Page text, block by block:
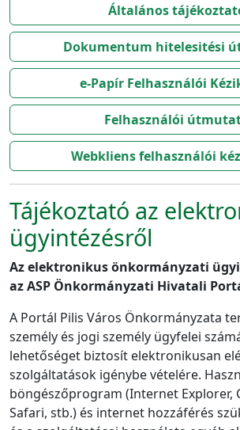
Általános
Dokumentum hitelesitési
e-Papír Felhasználói
Felhasználói
Webkliens felhasználói
Tájékoztató az
ügyintézésről
Az elektronikus önkormányzati
az ASP Önkormányzati Hivatali
A Portál Pilis Város Önkormányzata
személy és jogi személy ügyfelei
lehetőséget biztosít elektronikusan
szolgáltatások igénybe vételére.
böngészőprogram (Internet Explorer,
Safari, stb.) és internet hozzáférés